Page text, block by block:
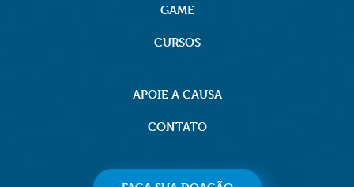
GAME
CURSOS
APOIE A CAUSA
CONTATO